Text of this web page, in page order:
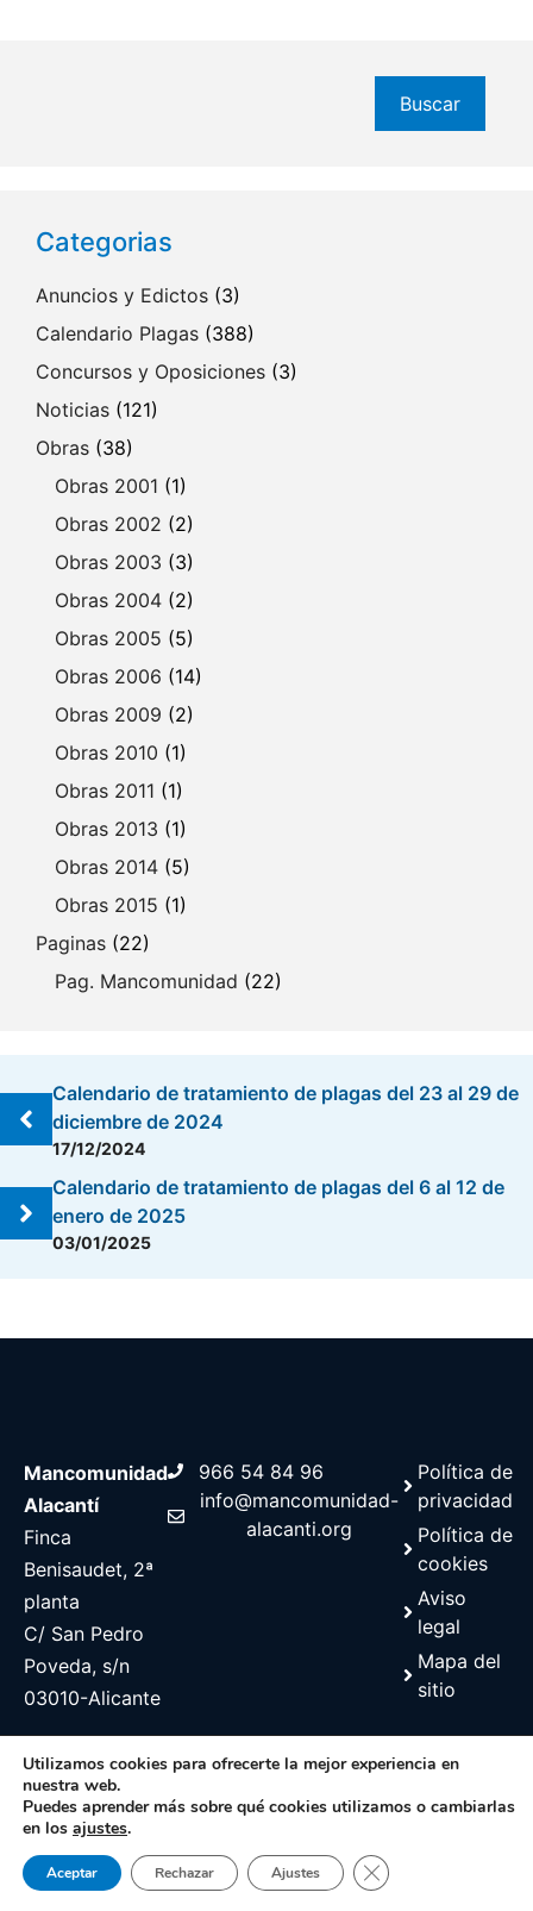
Buscar
Categorias
Anuncios y Edictos (3)
Calendario Plagas (388)
Concursos y Oposiciones (3)
Noticias (121)
Obras (38)
Obras 2001 (1)
Obras 2002 (2)
Obras 2003 (3)
Obras 2004 (2)
Obras 2005 (5)
Obras 2006 (14)
Obras 2009 (2)
Obras 2010 (1)
Obras 2011 (1)
Obras 2013 (1)
Obras 2014 (5)
Obras 2015 (1)
Paginas (22)
Pag. Mancomunidad (22)
Calendario de tratamiento de plagas del 23 al 29 de
diciembre de 2024
17/12/2024
Calendario de tratamiento de plagas del 6 al 12 de
enero de 2025
03/01/2025
Mancomunidad
Alacantí
Finca
Benisaudet, 2ª
planta
C/ San Pedro
Poveda, s/n
03010-Alicante
966 54 84 96
info@mancomunidad-
alacanti.org
Política de
privacidad
Política de
cookies
Aviso
legal
Mapa del
sitio
©2026 Web desarrollada por Diputación de alicante, Servicio de
Informática
Utilizamos cookies para ofrecerte la mejor experiencia en
nuestra web.
Puedes aprender más sobre qué cookies utilizamos o cambiarlas
en los ajustes.
Aceptar Rechazar Ajustes Cerrar el banner de